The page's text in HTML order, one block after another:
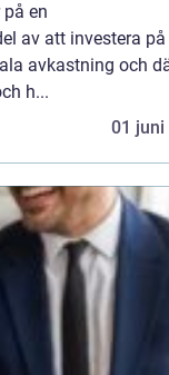
en
av att investera på
avkastning och
h...
01 juni